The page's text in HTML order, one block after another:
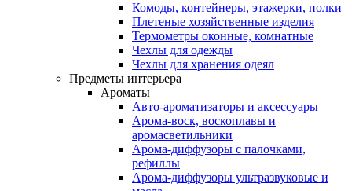
Комоды, контейнеры, этажерки, полки
Плетеные хозяйственные изделия
Термометры оконные, комнатные
Чехлы для одежды
Чехлы для хранения одеял
Предметы интерьера
Ароматы
Авто-ароматизаторы и аксессуары
Арома-воск, воскоплавы и
аромасветильники
Арома-диффузоры с палочками,
рефиллы
Арома-диффузоры ультразвуковые и